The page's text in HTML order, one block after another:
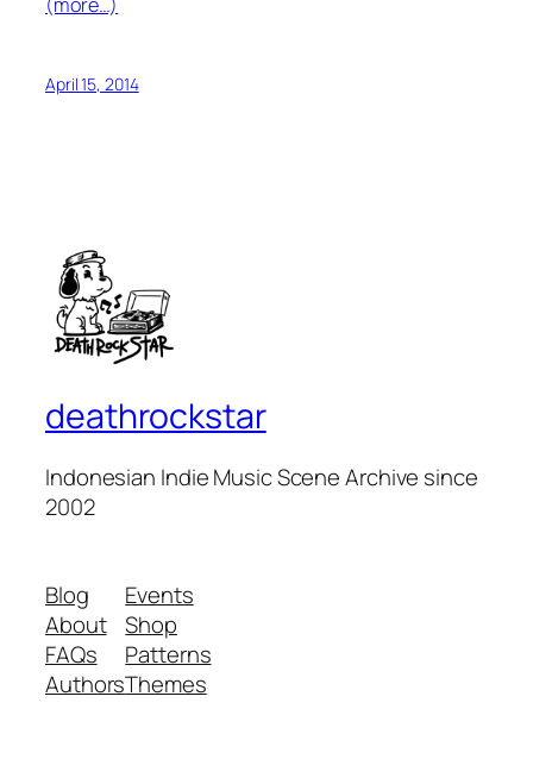
April 15, 2014
deathrockstar
Indonesian Indie Music Scene Archive since
2002
Blog
About
FAQs
Authors
Events
Shop
Patterns
Themes